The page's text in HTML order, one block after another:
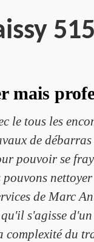
mais
le tous les
de
pouvoir se
nettoyer
de Marc
s'agisse
complexité du